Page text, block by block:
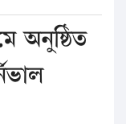
অনুষ্ঠিত